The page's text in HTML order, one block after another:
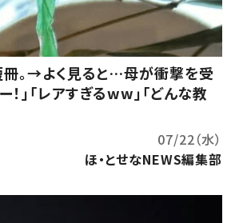
。→よく見ると…母が衝撃を受
！」「レアすぎるww」「どんな教
07/22（水）
ほ・とせなNEWS編集部